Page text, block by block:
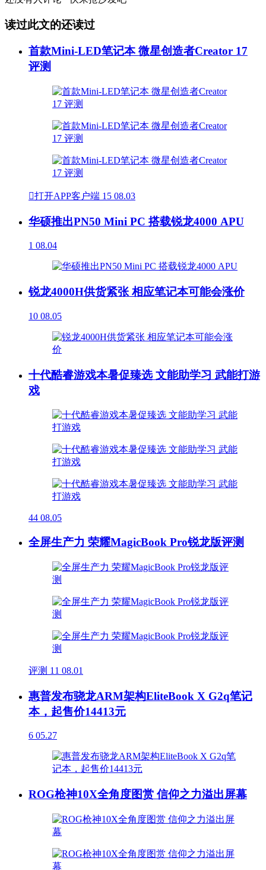
读过此文的还读过
首款Mini-LED笔记本 微星创造者Creator 17
评测
打开APP客户端 15 08.03
华硕推出PN50 Mini PC 搭载锐龙4000 APU
1 08.04
锐龙4000H供货紧张 相应笔记本可能会涨价
10 08.05
十代酷睿游戏本暑促臻选 文能助学习 武能打游
戏
44 08.05
全屏生产力 荣耀MagicBook Pro锐龙版评测
评测 11 08.01
惠普发布骁龙ARM架构EliteBook X G2q笔记
本，起售价14413元
6 05.27
ROG枪神10X全角度图赏 信仰之力溢出屏幕